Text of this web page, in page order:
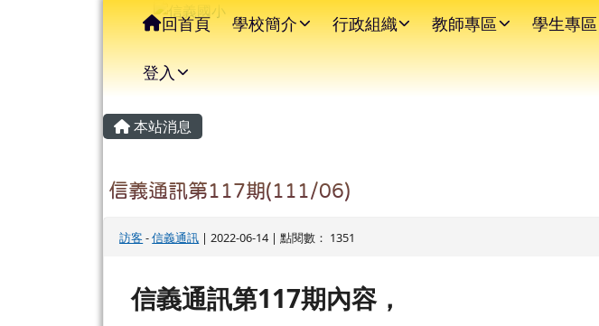
信義國小導覽列
回首頁 學校簡介 行政組織 教師專區 學生專區
登入
主內容區域
本站消息
信義通訊第117期(111/06)
訪客 -信義通訊 | 2022-06-14 | 點閱數： 1351
信義通訊第117期內容，
頁尾區域